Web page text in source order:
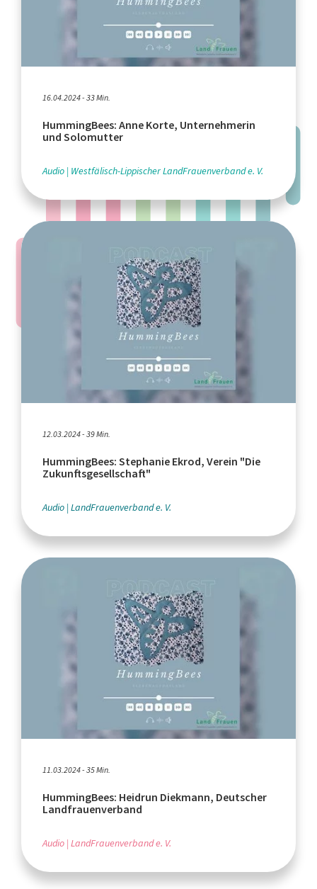
16.04.2024 - 33 Min.
HummingBees: Anne Korte, Unternehmerin
und Solomutter
Audio Westfälisch-Lippischer LandFrauenverband e. V.
12.03.2024 - 39 Min.
HummingBees: Stephanie Ekrod, Verein "Die
Zukunftsgesellschaft"
Audio LandFrauenverband e. V.
11.03.2024 - 35 Min.
HummingBees: Heidrun Diekmann, Deutscher
Landfrauenverband
Audio LandFrauenverband e. V.